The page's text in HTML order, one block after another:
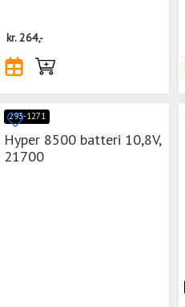
kr.264,-
293-1271
Hyper 8500 batteri 10,8V,
21700